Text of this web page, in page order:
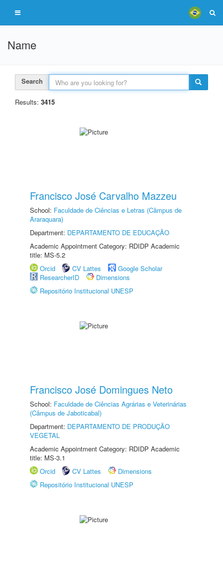
Name
Search
Results: 3415
Francisco José Carvalho Mazzeu
School: Faculdade de Ciências e Letras (Câmpus de
Araraquara)
Department: DEPARTAMENTO DE EDUCAÇÃO
Academic Appointment Category: RDIDP Academic
title: MS-5.2
Orcid
CV Lattes
Google Scholar
ResearcherID
Dimensions
Repositório Institucional UNESP
Francisco José Domingues Neto
School: Faculdade de Ciências Agrárias e Veterinárias
(Câmpus de Jaboticabal)
Department: DEPARTAMENTO DE PRODUÇÃO
VEGETAL
Academic Appointment Category: RDIDP Academic
title: MS-3.1
Orcid
CV Lattes
Dimensions
Repositório Institucional UNESP